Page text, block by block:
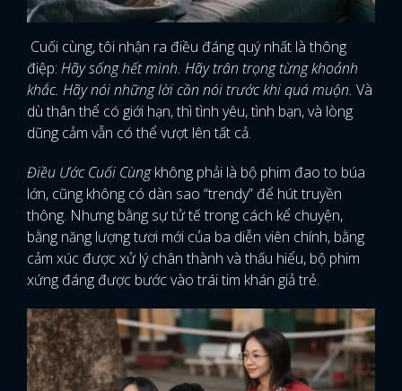
Cuối cùng, tôi nhận ra điều đáng quý nhất là thông
điệp: Hãy sống hết mình. Hãy trân trọng từng khoảnh
khắc. Hãy nói những lời cần nói trước khi quá muộn. Và
dù thân thể có giới hạn, thì tình yêu, tình bạn, và lòng
dũng cảm vẫn có thể vượt lên tất cả.
Điều Ước Cuối Cùngkhông phải là bộ phim đao to búa
lớn, cũng không có dàn sao “trendy” để hút truyền
thông. Nhưng bằng sự tử tế trong cách kể chuyện,
bằng năng lượng tươi mới của ba diễn viên chính, bằng
cảm xúc được xử lý chân thành và thấu hiểu, bộ phim
xứng đáng được bước vào trái tim khán giả trẻ.